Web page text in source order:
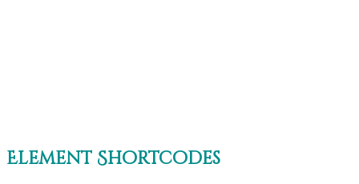
Element Shortcodes